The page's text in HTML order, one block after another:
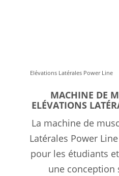
Elévations Latérales Power Line
MACHINE DE
ELÉVATIONS
La machine de
Latérales Power
pour les étudiants
une conception